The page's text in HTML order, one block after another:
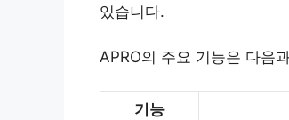
있습니다.
APRO의 주요 기능은 다음
기능